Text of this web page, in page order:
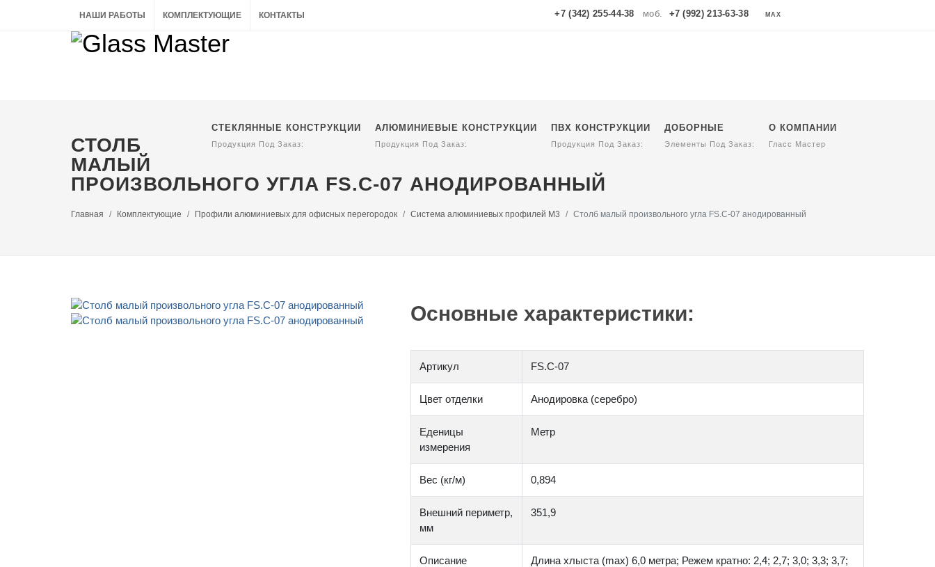
НАШИ РАБОТЫ КОМПЛЕКТУЮЩИЕ КОНТАКТЫ +7 (342) 255-44-38 моб. +7 (992) 213-63-38 MAX
СТЕКЛЯННЫЕ КОНСТРУКЦИИ
Продукция Под Заказ:
АЛЮМИНИЕВЫЕ КОНСТРУКЦИИ
Продукция Под Заказ:
ПВХ КОНСТРУКЦИИ
Продукция Под Заказ:
ДОБОРНЫЕ
Элементы Под Заказ:
О КОМПАНИИ
Гласс Мастер
СТОЛБ
МАЛЫЙ
ПРОИЗВОЛЬНОГО УГЛА FS.C-07 АНОДИРОВАННЫЙ
Главная Комплектующие Профили алюминиевых для офисных перегородок Система алюминиевых профилей M3 Столб малый произвольного угла FS.C-07 анодированный
Основные характеристики:
Артикул FS.C-07
Цвет отделки Анодировка (серебро)
Еденицы
измерения
Метр
Вес (кг/м) 0,894
Внешний периметр,
мм
351,9
Описание
Длина хлыста (max) 6,0 метра; Режем кратно: 2,4; 2,7; 3,0; 3,3; 3,7;